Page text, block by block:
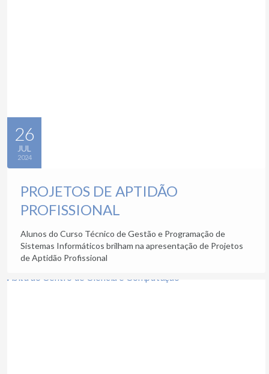
26
JUL
2024
PROJETOS DE APTIDÃO
PROFISSIONAL
Alunos do Curso Técnico de Gestão e Programação de
Sistemas Informáticos brilham na apresentação de Projetos
de Aptidão Profissional